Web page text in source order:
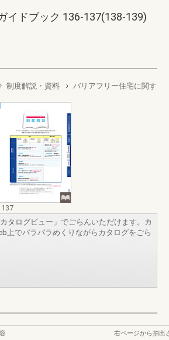
イドブック 136-137(138-139)
制度解説・資料
バリアフリー住宅に関す
137
タログビュー」でごらんいただけます。カ
上でパラパラめくりながらカタログをごら
右ページから抽出